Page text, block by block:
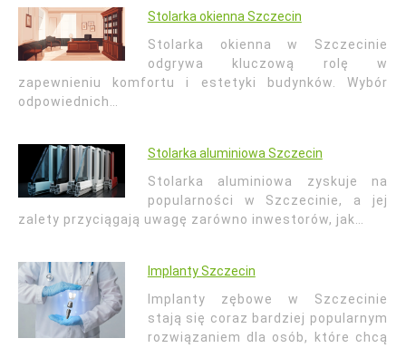
Stolarka okienna Szczecin
Stolarka okienna w Szczecinie
odgrywa kluczową rolę w
zapewnieniu komfortu i estetyki budynków. Wybór
odpowiednich…
Stolarka aluminiowa Szczecin
Stolarka aluminiowa zyskuje na
popularności w Szczecinie, a jej
zalety przyciągają uwagę zarówno inwestorów, jak…
Implanty Szczecin
Implanty zębowe w Szczecinie
stają się coraz bardziej popularnym
rozwiązaniem dla osób, które chcą